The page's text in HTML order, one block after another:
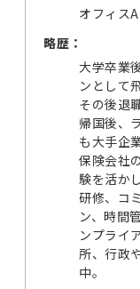
オフィ
略歴：
大学卒業
ンとして
その後退
帰国後、
も大手企
保険会社
験を活か
研修、コ
ン、時間
ンプライ
所、行政
中。